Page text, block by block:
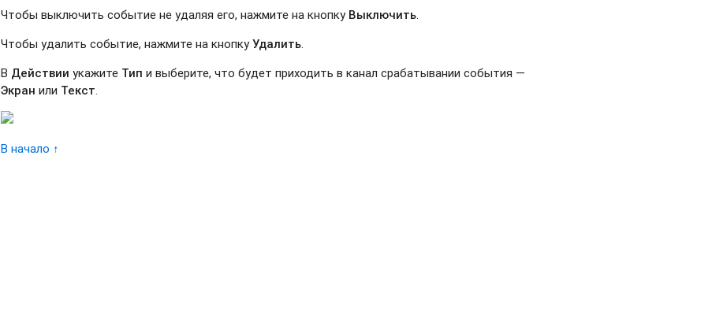
Чтобы выключить событие не удаляя его, нажмите на кнопку Выключить
Чтобы удалить событие, нажмите на кнопкуУдалить
В Действии укажите Тип и выберите, что будет приходить в канал срабатывании события —
Экран или Текст
В начало ↑